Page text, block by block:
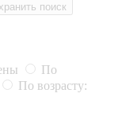
поиск
По
По возрасту: